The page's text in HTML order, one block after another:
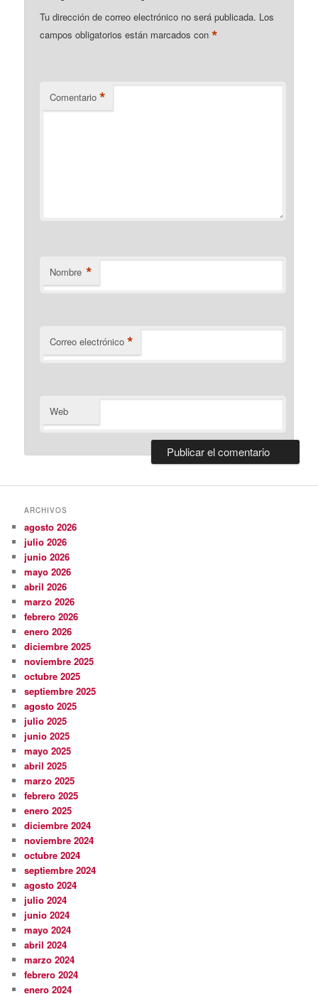
Tu dirección de correo electrónico no será publicada. Los
campos obligatorios están marcados con*
Comentario *
Nombre *
Correo electrónico *
Web
ARCHIVOS
agosto 2026
julio 2026
junio 2026
mayo 2026
abril 2026
marzo 2026
febrero 2026
enero 2026
diciembre 2025
noviembre 2025
octubre 2025
septiembre 2025
agosto 2025
julio 2025
junio 2025
mayo 2025
abril 2025
marzo 2025
febrero 2025
enero 2025
diciembre 2024
noviembre 2024
octubre 2024
septiembre 2024
agosto 2024
julio 2024
junio 2024
mayo 2024
abril 2024
marzo 2024
febrero 2024
enero 2024